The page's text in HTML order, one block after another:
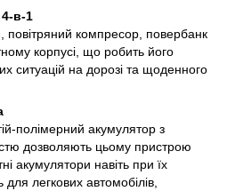
4-в-1
повітряний компресор, повербанк
корпусі, що робить його
ситуацій на дорозі та щоденного
полімерний акумулятор з
дозволяють цьому пристрою
акумулятори навіть при їх
для легкових автомобілів,